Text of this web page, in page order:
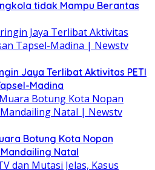
tidak Mampu Berantas
Jaya Terlibat Aktivitas PETI
Madina
Botung Kota Nopan
Natal